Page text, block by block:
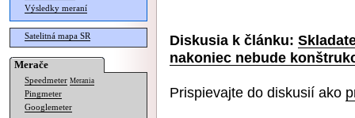
Výsledky meraní
Satelitná mapa SR
Merače
Speedmeter Merania
Pingmeter
Googlemeter
Diskusia k článku:
nakoniec nebude
Prispievajte do diskusií ako